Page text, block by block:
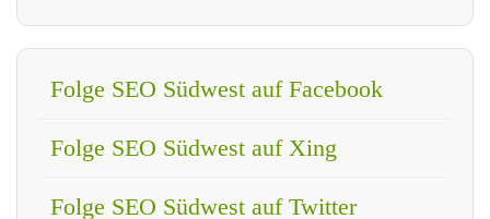
Folge SEO Südwest auf Facebook
Folge SEO Südwest auf Xing
Folge SEO Südwest auf Twitter